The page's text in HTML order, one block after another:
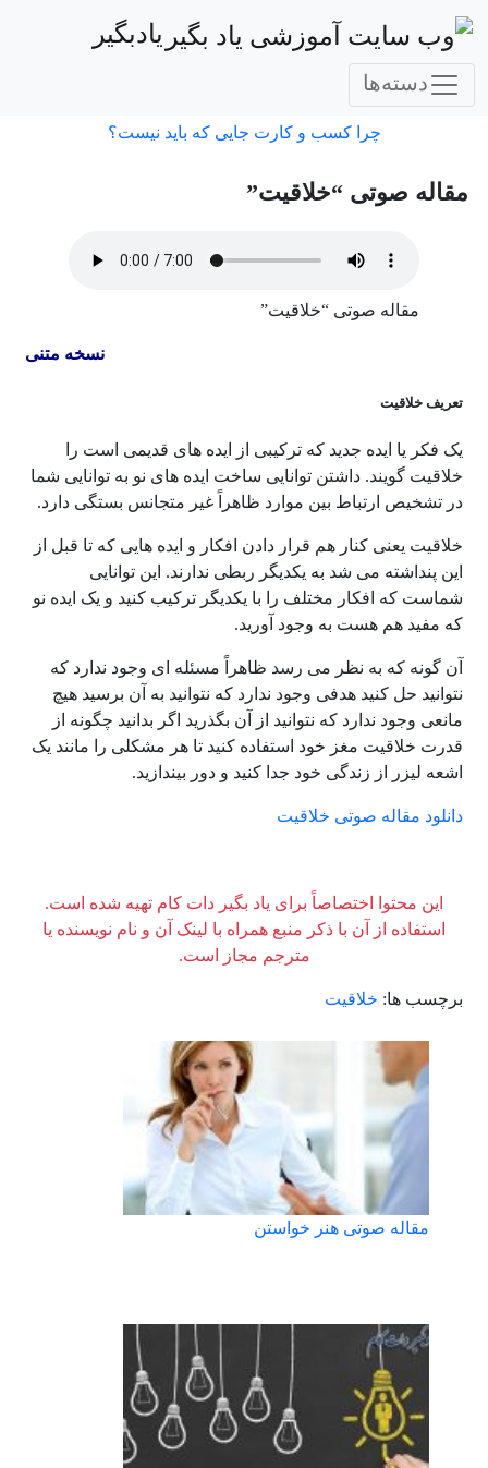
یادبگیر
دسته‌ها
چرا کسب و کارت جایی که باید نیست؟
مقاله صوتی “خلاقیت”
مقاله صوتی “خلاقیت”
نسخه متنی
تعریف خلاقیت
یک فکر یا ایده جدید که ترکیبی از ایده های قدیمی است را
خلاقیت گویند. داشتن توانایی ساخت ایده های نو به توانایی شما
در تشخیص ارتباط بین موارد ظاهراً غیر متجانس بستگی دارد.
خلاقیت یعنی کنار هم قرار دادن افکار و ایده هایی که تا قبل از
این پنداشته می شد به یکدیگر ربطی ندارند. این توانایی
شماست که افکار مختلف را با یکدیگر ترکیب کنید و یک ایده نو
که مفید هم هست به وجود آورید.
آن گونه که به نظر می رسد ظاهراً مسئله ای وجود ندارد که
نتوانید حل کنید هدفی وجود ندارد که نتوانید به آن برسید هیچ
مانعی وجود ندارد که نتوانید از آن بگذرید اگر بدانید چگونه از
قدرت خلاقیت مغز خود استفاده کنید تا هر مشکلی را مانند یک
اشعه لیزر از زندگی خود جدا کنید و دور بیندازید.
دانلود مقاله صوتی خلاقیت
این محتوا اختصاصاً برای یاد بگیر دات کام تهیه شده است.
استفاده از آن با ذکر منبع همراه با لینک آن و نام نویسنده یا
مترجم مجاز است.
برچسب ها: خلاقیت
مقاله صوتی هنر خواستن